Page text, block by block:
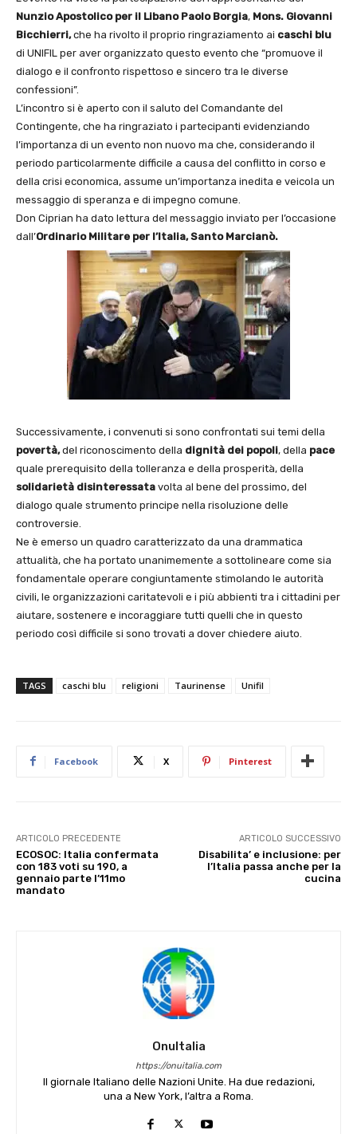
Nunzio Apostolico per il Libano Paolo Borgia, Mons. Giovanni
Bicchierri,che ha rivolto il proprio ringraziamento ai caschi blu
di UNIFIL per aver organizzato questo evento che “promuove il
dialogo e il confronto rispettoso e sincero tra le diverse
confessioni”.
L’incontro si è aperto con il saluto del Comandante del
Contingente, che ha ringraziato i partecipanti evidenziando
l’importanza di un evento non nuovo ma che, considerando il
periodo particolarmente difficile a causa del conflitto in corso e
della crisi economica, assume un’importanza inedita e veicola un
messaggio di speranza e di impegno comune.
Don Ciprian ha dato lettura del messaggio inviato per l’occasione
dall’Ordinario Militare per l’Italia, Santo Marcianò.
Successivamente, i convenuti si sono confrontati sui temi della
povertà,del riconoscimento della dignità dei popoli, della pace
quale prerequisito della tolleranza e della prosperità, della
solidarietà disinteressata volta al bene del prossimo, del
dialogo quale strumento principe nella risoluzione delle
controversie.
Ne è emerso un quadro caratterizzato da una drammatica
attualità, che ha portato unanimemente a sottolineare come sia
fondamentale operare congiuntamente stimolando le autorità
civili, le organizzazioni caritatevoli e i più abbienti tra i cittadini per
aiutare, sostenere e incoraggiare tutti quelli che in questo
periodo così difficile si sono trovati a dover chiedere aiuto.
TAGS caschi blu religioni Taurinense Unifil
Facebook X Pinterest
ARTICOLO PRECEDENTE
ECOSOC: Italia confermata
con 183 voti su 190, a
gennaio parte l’11mo
mandato
ARTICOLO SUCCESSIVO
Disabilita’ e inclusione: per
l’Italia passa anche per la
cucina
OnuItalia
https://onuitalia.com
Il giornale Italiano delle Nazioni Unite. Ha due redazioni,
una a New York, l’altra a Roma.